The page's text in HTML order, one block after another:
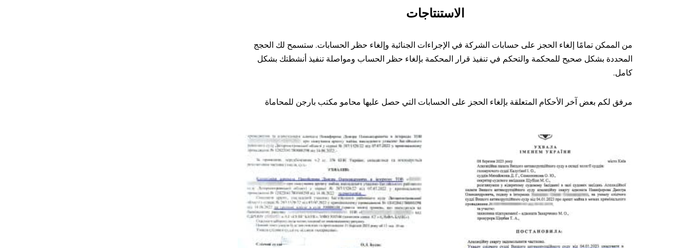
الاستنتاجات
من الممكن تمامًا إلغاء الحجز على حسابات الشركة في الإجراءات الجنائية وإلغاء حظر الحسابات. ستسمح لك الحجج
المحددة بشكل صحيح للمحكمة والتحكم في تنفيذ قرار المحكمة بإلغاء حظر الحساب ومواصلة تنفيذ أنشطتك بشكل
كامل.
مرفق لكم بعض آخر الأحكام المتعلقة بإلغاء الحجز على الحسابات التي حصل عليها محامو مكتب بارجن للمحاماة